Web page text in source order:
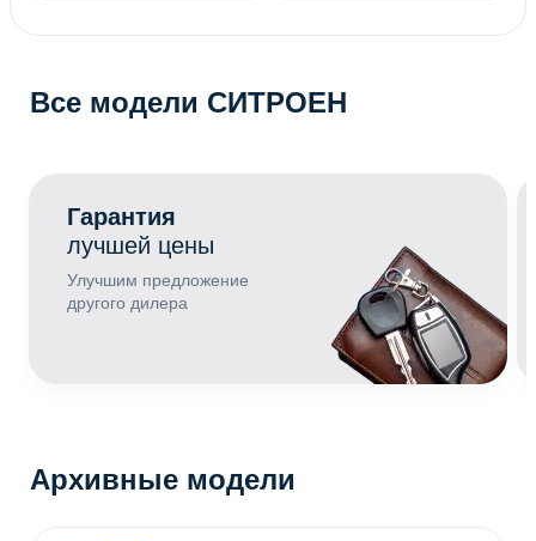
Все модели СИТРОЕН
Гарантия
лучшей цены
Улучшим предложение
другого дилера
Архивные модели